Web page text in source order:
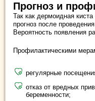
Прогноз и
Так как дермоидная
прогноз после
Вероятность появления
Профилактическими
регулярные
отказ от вредных
беременности;